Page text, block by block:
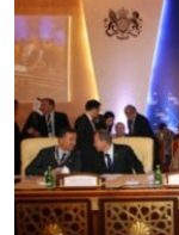
Pencarian
IKUTI KAMI
Bahasa-bahasa